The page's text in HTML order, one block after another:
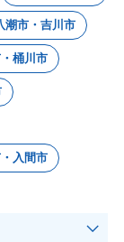
潮市・吉川市
・桶川市
入間市